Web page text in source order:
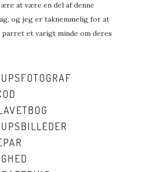
at være en del af denne
og jeg er taknemmelig for at
parret et varigt minde om deres